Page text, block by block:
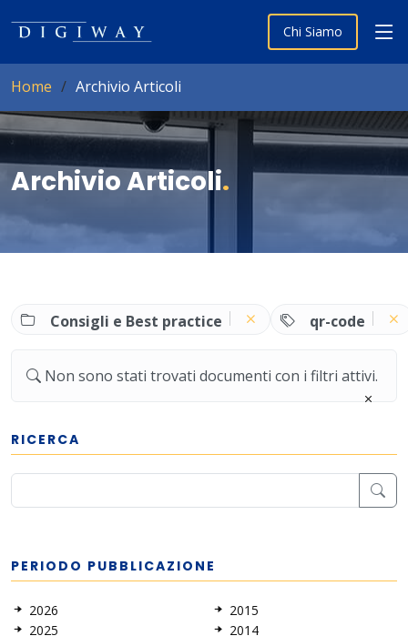
Chi Siamo
Home Archivio Articoli
Archivio Articoli.
Consigli e Best practice qr-code
Non sono stati trovati documenti con i filtri attivi.
RICERCA
PERIODO PUBBLICAZIONE
2026
2025
2015
2014